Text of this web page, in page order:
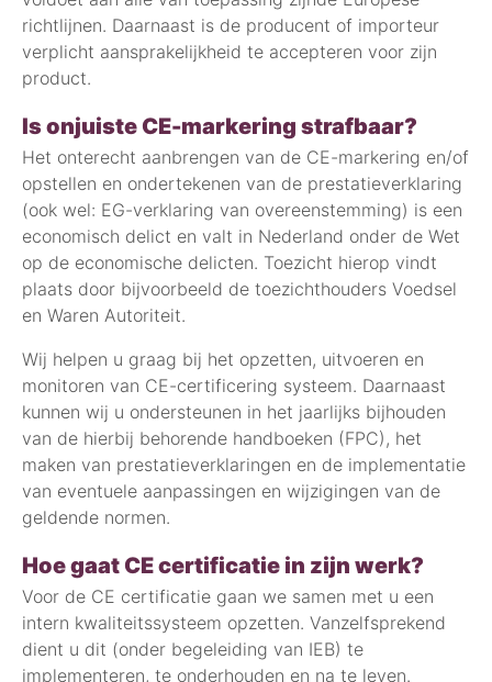
richtlijnen. Daarnaast is de producent of importeur
verplicht aansprakelijkheid te accepteren voor zijn
product.
Is onjuiste CE-markering strafbaar?
Het onterecht aanbrengen van de CE-markering en/of
opstellen en ondertekenen van de prestatieverklaring
(ook wel: EG-verklaring van overeenstemming) is een
economisch delict en valt in Nederland onder de Wet
op de economische delicten. Toezicht hierop vindt
plaats door bijvoorbeeld de toezichthouders Voedsel
en Waren Autoriteit.
Wij helpen u graag bij het opzetten, uitvoeren en
monitoren van CE-certificering systeem. Daarnaast
kunnen wij u ondersteunen in het jaarlijks bijhouden
van de hierbij behorende handboeken (FPC), het
maken van prestatieverklaringen en de implementatie
van eventuele aanpassingen en wijzigingen van de
geldende normen.
Hoe gaat CE certificatie in zijn werk?
Voor de CE certificatie gaan we samen met u een
intern kwaliteitssysteem opzetten. Vanzelfsprekend
dient u dit (onder begeleiding van IEB) te
implementeren, te onderhouden en na te leven.